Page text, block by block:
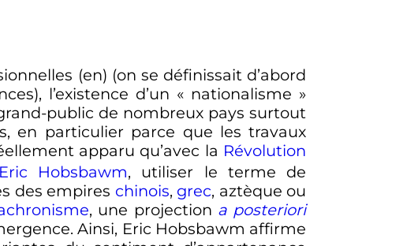
(en) (on se définissait d’abord
l’existence d’un « nationalisme »
public de nombreux pays surtout
en particulier parce que les travaux
apparu qu’avec la Révolution
Eric Hobsbawm, utiliser le terme de
des empires chinois, grec, aztèque ou
, une projection a posteriori
Ainsi, Eric Hobsbawm affirme